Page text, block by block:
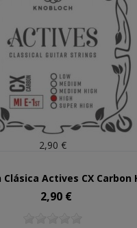
2,90 €
Precio
2,90 €